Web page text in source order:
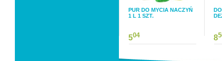
PUR DO MYCIA NACZYŃ
1 L 1 SZT.
504 8